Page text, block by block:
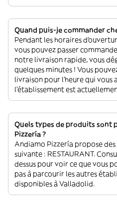
Quand puis-je commander
Pendant les horaires
vous pouvez passer
notre livraison rapide, vous
quelques minutes ! Vous
livraison pour l'heure qui vous
l'établissement est
Quels types de produits sont
Pizzería ?
Andiamo Pizzería propose
suivante : RESTAURANT.
dessus pour voir ce que vous
pas à parcourir les autres
disponibles à Valladolid.